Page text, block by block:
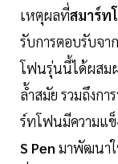
เหตุผลที่สมาร์ท
รับการตอบรับจา
โฟนรุ่นนี้ได้ผสม
ล้ำสมัย รวมถึงก
ร์ทโฟนมีความแ
S Pen มาพัฒนาใ